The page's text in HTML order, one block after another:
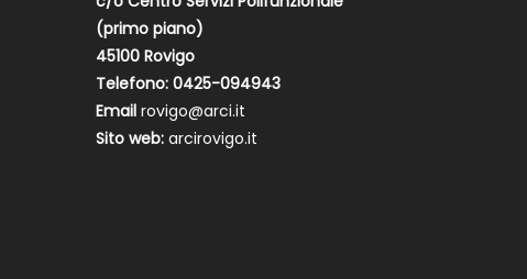
(primo piano)
45100 Rovigo
Telefono: 0425-094943
Emailrovigo@arci.it
Sito web:arcirovigo.it